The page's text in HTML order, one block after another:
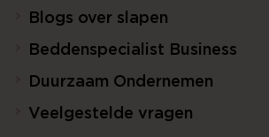
Blogs over slapen
Beddenspecialist Business
Duurzaam Ondernemen
Veelgestelde vragen